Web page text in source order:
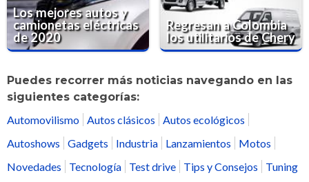
Los mejores autos y
camionetas eléctricas
de 2020
Regresan a Colombia
los utilitarios de Chery
Puedes recorrer más noticias navegando en las
siguientes categorías:
Automovilismo Autos clásicos
Autos ecológicos
Autoshows
Gadgets Industria Lanzamientos
Motos
Novedades
Tecnología Test drive Tips y Consejos Tuning